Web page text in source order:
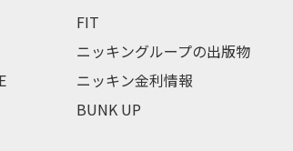
FIT
ニッキングループの出版物
ニッキン金利情報
BUNK UP